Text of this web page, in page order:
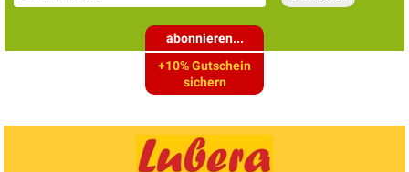
abonnieren...
+10% Gutschein
sichern